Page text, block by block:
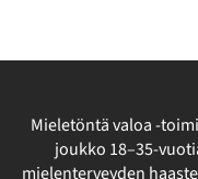
Mieletöntä valoa -
joukko 18–35-
mielenterveyden